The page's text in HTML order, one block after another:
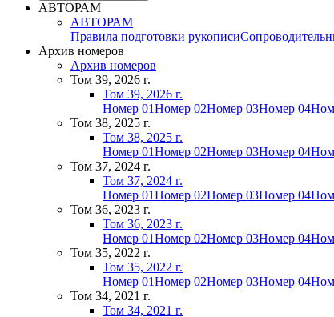
АВТОРАМ
АВТОРАМ
Правила подготовки рукописи
Архив номеров
Архив номеров
Том 39, 2026 г.
Том 39, 2026 г.
Номер 01Номер 02Номер 03Номер 04
Том 38, 2025 г.
Том 38, 2025 г.
Номер 01Номер 02Номер 03Номер 04
Том 37, 2024 г.
Том 37, 2024 г.
Номер 01Номер 02Номер 03Номер 04
Том 36, 2023 г.
Том 36, 2023 г.
Номер 01Номер 02Номер 03Номер 04
Том 35, 2022 г.
Том 35, 2022 г.
Номер 01Номер 02Номер 03Номер 04
Том 34, 2021 г.
Том 34, 2021 г.